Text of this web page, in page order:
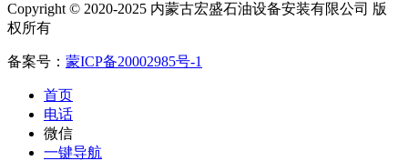
Copyright © 2020-2025 内蒙古宏盛石油设备安装有限公司 版
权所有
备案号： 蒙ICP备20002985号-1
首页
电话
微信
一键导航